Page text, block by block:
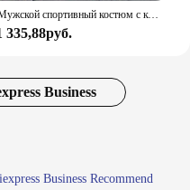
Мужской спортивный костюм с коротким рукавом, принтом 3D и футболкой
335,88руб.
Business
Business Recommend